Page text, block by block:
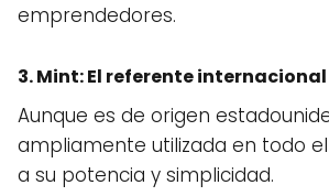
emprendedores.
3.Mint: El referente internacional
Aunque es de origen
ampliamente utilizada en todo
a su potencia y simplicidad.